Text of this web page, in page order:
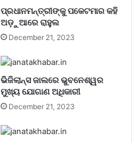
ପ୍ରଧାନମନ୍ତ୍ରୀଙ୍କୁ ପକେଟମାର କହି
ଅଡ଼ୁଆରେ ରାହୁଲ
December 21, 2023
ଭିଜିଲାନ୍ସ ଜାଲରେ ଭୁବନେଶ୍ୱର
ମୁଖ୍ୟ ଯୋଗାଣ ଅଧିକାରୀ
December 21, 2023